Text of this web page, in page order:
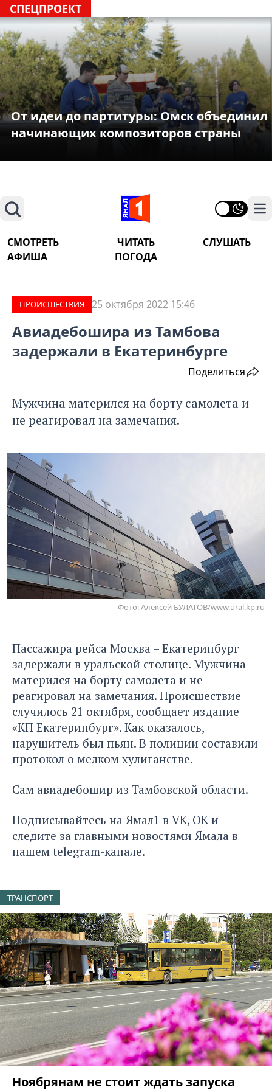
СПЕЦПРОЕКТ
От идеи до партитуры: Омск объединил
начинающих композиторов страны
Поиск
СМОТРЕТЬ ЧИТАТЬ
СЛУШАТЬ
АФИША
ПОГОДА
ПРОИCШЕСТВИЯ 25 октября 2022 15:46
Авиадебошира из Тамбова
задержали в Екатеринбурге
Поделиться
Мужчина матерился на борту самолета и
не реагировал на замечания.
Фото: Алексей БУЛАТОВ/www.ural.kp.ru
Пассажира рейса Москва – Екатеринбург
задержали в уральской столице. Мужчина
матерился на борту самолета и не
реагировал на замечания. Происшествие
случилось 21 октября, сообщает издание
«КП Екатеринбург». Как оказалось,
нарушитель был пьян. В полиции составили
протокол о мелком хулиганстве.
Сам авиадебошир из Тамбовской области.
Подписывайтесь на Ямал1 в VK, ОК и
следите за главными новостями Ямала в
нашем telegram-канале.
ТРАНСПОРТ
Ноябрянам не стоит ждать запуска